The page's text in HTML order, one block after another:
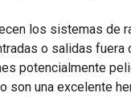
los sistemas de
o salidas fuera
potencialmente
son una excelente